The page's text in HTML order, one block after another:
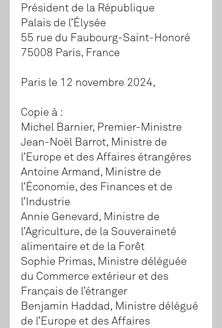
Président de la République
Palais de l’Élysée
55 rue du Faubourg-Saint-Honoré
75008 Paris, France
Paris le 12 novembre 2024,
Copie à :
Michel Barnier, Premier-Ministre
Jean-Noël Barrot, Ministre de
l’Europe et des Affaires étrangères
Antoine Armand, Ministre de
l’Économie, des Finances et de
l’Industrie
Annie Genevard, Ministre de
l’Agriculture, de la Souveraineté
alimentaire et de la Forêt
Sophie Primas, Ministre déléguée
du Commerce extérieur et des
Français de l’étranger
Benjamin Haddad, Ministre délégué
de l’Europe et des Affaires